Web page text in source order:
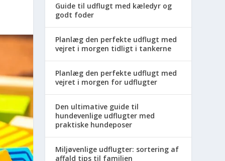
Guide til udflugt med kæledyr og
godt foder
Planlæg den perfekte udflugt med
vejret i morgen tidligt i tankerne
Planlæg den perfekte udflugt med
vejret i morgen for udflugter
Den ultimative guide til
hundevenlige udflugter med
praktiske hundeposer
Miljøvenlige udflugter: sortering af
affald tips til familien